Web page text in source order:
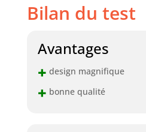
Bilan du test
Avantages
+ design magnifique
+ bonne qualité